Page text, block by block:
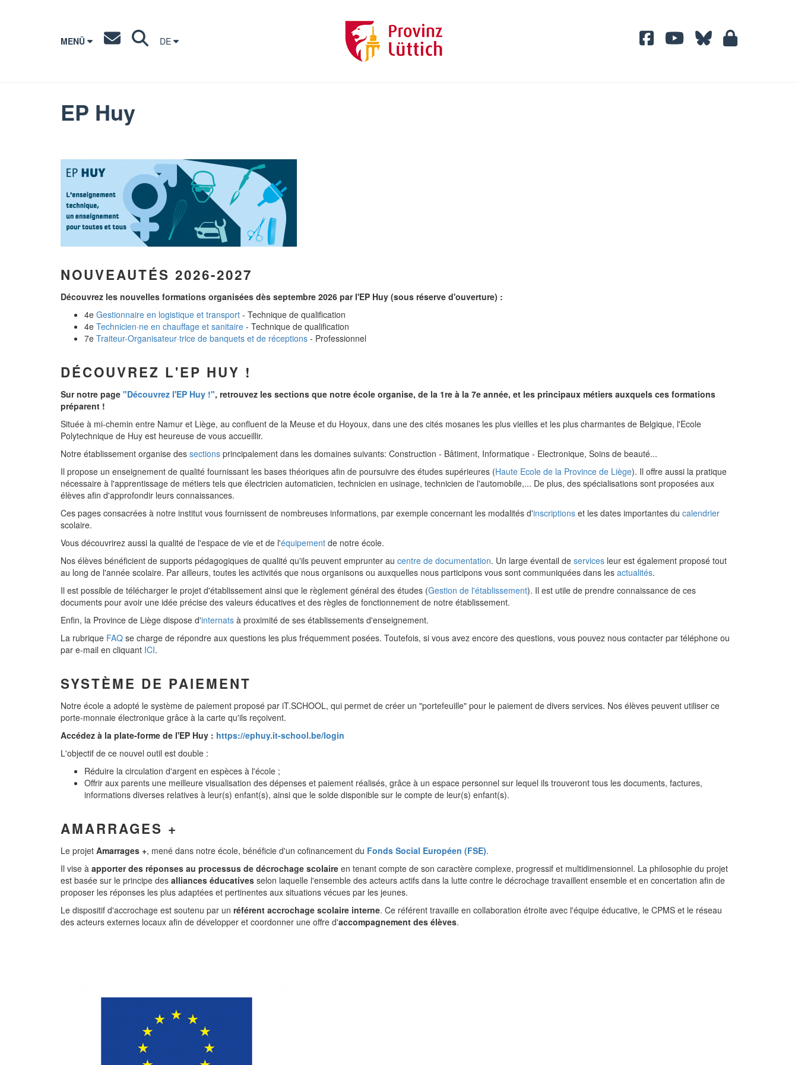
MENÜ DE
EP Huy
NOUVEAUTÉS 2026-2027
Découvrez les nouvelles formations organisées dès septembre 2026 par l'EP Huy (sous réserve d'ouverture) :
4e Gestionnaire en logistique et transport - Technique de qualification
4e Technicien·ne en chauffage et sanitaire - Technique de qualification
7e Traiteur-Organisateur·trice de banquets et de réceptions - Professionnel
DÉCOUVREZ L'EP HUY !
Sur notre page "Découvrez l'EP Huy !", retrouvez les sections que notre école organise, de la 1re à la 7e année, et les principaux métiers auxquels ces formations
préparent !
Située à mi-chemin entre Namur et Liège, au confluent de la Meuse et du Hoyoux, dans une des cités mosanes les plus vieilles et les plus charmantes de Belgique, l'Ecole
Polytechnique de Huy est heureuse de vous accueillir.
Notre établissement organise des sections principalement dans les domaines suivants: Construction - Bâtiment, Informatique - Electronique, Soins de beauté...
Il propose un enseignement de qualité fournissant les bases théoriques afin de poursuivre des études supérieures (Haute Ecole de la Province de Liège). Il offre aussi la pratique
nécessaire à l'apprentissage de métiers tels que électricien automaticien, technicien en usinage, technicien de l'automobile,... De plus, des spécialisations sont proposées aux
élèves afin d'approfondir leurs connaissances.
Ces pages consacrées à notre institut vous fournissent de nombreuses informations, par exemple concernant les modalités d'inscriptions et les dates importantes du calendrier
scolaire.
Vous découvrirez aussi la qualité de l'espace de vie et de l'équipement de notre école.
Nos élèves bénéficient de supports pédagogiques de qualité qu'ils peuvent emprunter au centre de documentation. Un large éventail de services leur est également proposé tout
au long de l'année scolaire. Par ailleurs, toutes les activités que nous organisons ou auxquelles nous participons vous sont communiquées dans les actualités.
Il est possible de télécharger le projet d'établissement ainsi que le règlement général des études (Gestion de l'établissement). Il est utile de prendre connaissance de ces
documents pour avoir une idée précise des valeurs éducatives et des règles de fonctionnement de notre établissement.
Enfin, la Province de Liège dispose d'internats à proximité de ses établissements d'enseignement.
La rubrique FAQ se charge de répondre aux questions les plus fréquemment posées. Toutefois, si vous avez encore des questions, vous pouvez nous contacter par téléphone ou
par e-mail en cliquant ICI.
SYSTÈME DE PAIEMENT
Notre école a adopté le système de paiement proposé par iT.SCHOOL, qui permet de créer un "portefeuille" pour le paiement de divers services. Nos élèves peuvent utiliser ce
porte-monnaie électronique grâce à la carte qu'ils reçoivent.
Accédez à la plate-forme de l'EP Huy : https://ephuy.it-school.be/login
L'objectif de ce nouvel outil est double :
Réduire la circulation d'argent en espèces à l'école ;
Offrir aux parents une meilleure visualisation des dépenses et paiement réalisés, grâce à un espace personnel sur lequel ils trouveront tous les documents, factures,
informations diverses relatives à leur(s) enfant(s), ainsi que le solde disponible sur le compte de leur(s) enfant(s).
AMARRAGES +
Le projet Amarrages +, mené dans notre école, bénéficie d'un cofinancement du Fonds Social Européen (FSE).
Il vise à apporter des réponses au processus de décrochage scolaire en tenant compte de son caractère complexe, progressif et multidimensionnel. La philosophie du projet
est basée sur le principe des alliances éducatives selon laquelle l'ensemble des acteurs actifs dans la lutte contre le décrochage travaillent ensemble et en concertation afin de
proposer les réponses les plus adaptées et pertinentes aux situations vécues par les jeunes.
Le dispositif d'accrochage est soutenu par un référent accrochage scolaire interne. Ce référent travaille en collaboration étroite avec l'équipe éducative, le CPMS et le réseau
des acteurs externes locaux afin de développer et coordonner une offre d'accompagnement des élèves.